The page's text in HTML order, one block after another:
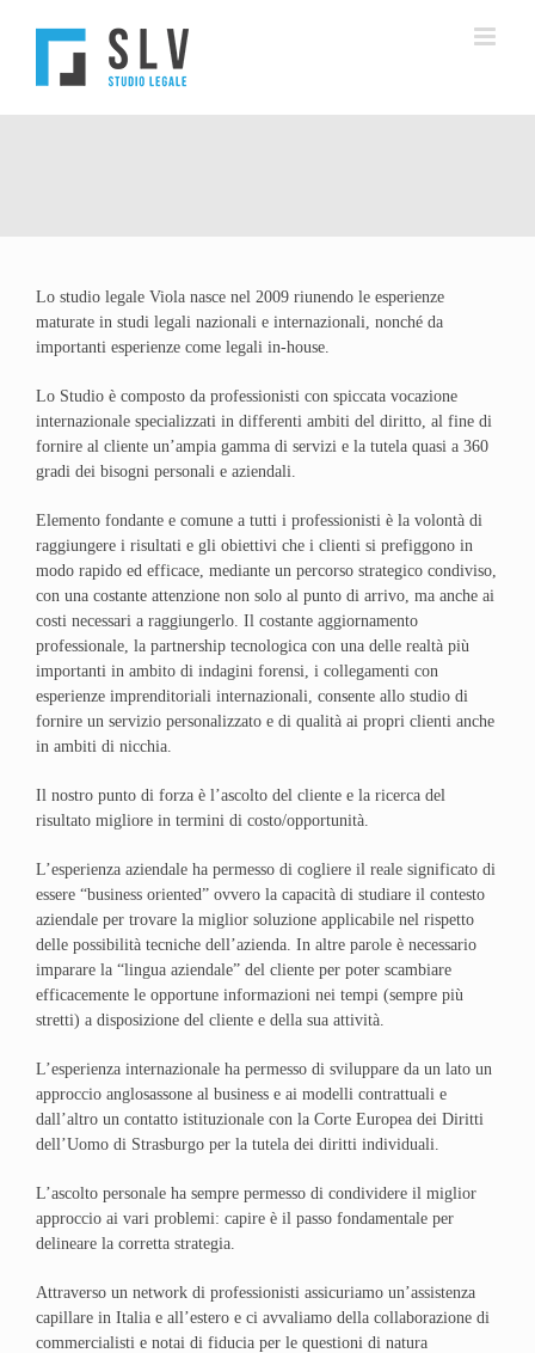
Lo studio legale Viola nasce nel 2009 riunendo le esperienze
maturate in studi legali nazionali e internazionali, nonché da
importanti esperienze come legali in-house.
Lo Studio è composto da professionisti con spiccata vocazione
internazionale specializzati in differenti ambiti del diritto, al fine di
fornire al cliente un’ampia gamma di servizi e la tutela quasi a 360
gradi dei bisogni personali e aziendali.
Elemento fondante e comune a tutti i professionisti è la volontà di
raggiungere i risultati e gli obiettivi che i clienti si prefiggono in
modo rapido ed efficace, mediante un percorso strategico condiviso,
con una costante attenzione non solo al punto di arrivo, ma anche ai
costi necessari a raggiungerlo. Il costante aggiornamento
professionale, la partnership tecnologica con una delle realtà più
importanti in ambito di indagini forensi, i collegamenti con
esperienze imprenditoriali internazionali, consente allo studio di
fornire un servizio personalizzato e di qualità ai propri clienti anche
in ambiti di nicchia.
Il nostro punto di forza è l’ascolto del cliente e la ricerca del
risultato migliore in termini di costo/opportunità.
L’esperienza aziendale ha permesso di cogliere il reale significato di
essere “business oriented” ovvero la capacità di studiare il contesto
aziendale per trovare la miglior soluzione applicabile nel rispetto
delle possibilità tecniche dell’azienda. In altre parole è necessario
imparare la “lingua aziendale” del cliente per poter scambiare
efficacemente le opportune informazioni nei tempi (sempre più
stretti) a disposizione del cliente e della sua attività.
L’esperienza internazionale ha permesso di sviluppare da un lato un
approccio anglosassone al business e ai modelli contrattuali e
dall’altro un contatto istituzionale con la Corte Europea dei Diritti
dell’Uomo di Strasburgo per la tutela dei diritti individuali.
L’ascolto personale ha sempre permesso di condividere il miglior
approccio ai vari problemi: capire è il passo fondamentale per
delineare la corretta strategia.
Attraverso un network di professionisti assicuriamo un’assistenza
capillare in Italia e all’estero e ci avvaliamo della collaborazione di
commercialisti e notai di fiducia per le questioni di natura